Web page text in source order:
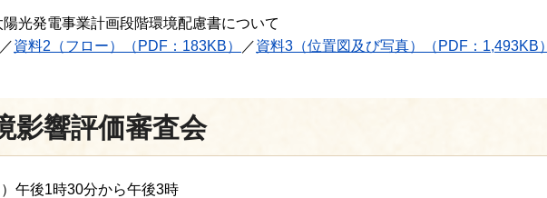
光発電事業計画段階環境配慮書について
／資料2（フロー）（PDF：183KB） ／資料3（位置図及び写真）（PDF：1,493KB）
影響評価審査会
午後1時30分から午後3時